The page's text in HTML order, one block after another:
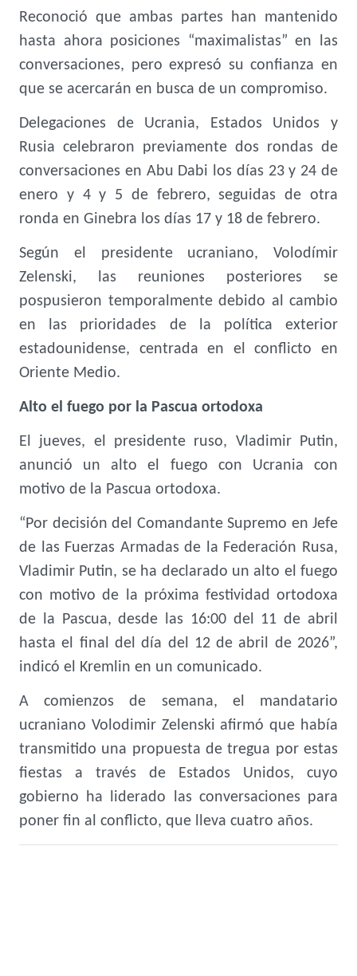
Reconoció que ambas partes han mantenido
hasta ahora posiciones “maximalistas” en las
conversaciones, pero expresó su confianza en
que se acercarán en busca de un compromiso.
Delegaciones de Ucrania, Estados Unidos y
Rusia celebraron previamente dos rondas de
conversaciones en Abu Dabi los días 23 y 24 de
enero y 4 y 5 de febrero, seguidas de otra
ronda en Ginebra los días 17 y 18 de febrero.
Según el presidente ucraniano, Volodímir
Zelenski, las reuniones posteriores se
pospusieron temporalmente debido al cambio
en las prioridades de la política exterior
estadounidense, centrada en el conflicto en
Oriente Medio.
Alto el fuego por la Pascua ortodoxa
El jueves, el presidente ruso, Vladimir Putin,
anunció un alto el fuego con Ucrania con
motivo de la Pascua ortodoxa.
“Por decisión del Comandante Supremo en Jefe
de las Fuerzas Armadas de la Federación Rusa,
Vladimir Putin, se ha declarado un alto el fuego
con motivo de la próxima festividad ortodoxa
de la Pascua, desde las 16:00 del 11 de abril
hasta el final del día del 12 de abril de 2026”,
indicó el Kremlin en un comunicado.
A comienzos de semana, el mandatario
ucraniano Volodimir Zelenski afirmó que había
transmitido una propuesta de tregua por estas
fiestas a través de Estados Unidos, cuyo
gobierno ha liderado las conversaciones para
poner fin al conflicto, que lleva cuatro años.